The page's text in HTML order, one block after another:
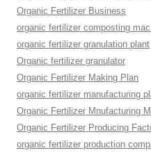
Organic Fertilizer Business
organic fertilizer composting
organic fertilizer granulation plant
Organic fertilizer granulator
Organic Fertilizer Making Plan
organic fertilizer manufacturing
Organic Fertilizer Mnufacturing
Organic Fertilizer Producing
organic fertilizer production